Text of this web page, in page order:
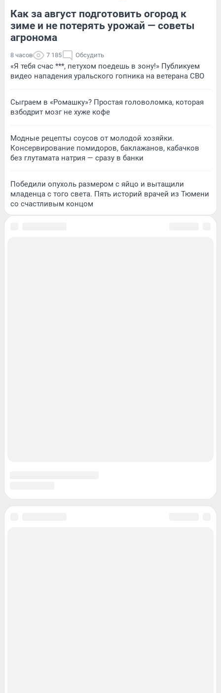
Как за август подготовить огород к
зиме и не потерять урожай — советы
агронома
8 часов 7 185 Обсудить
«Я тебя счас ***, петухом поедешь в зону!» Публикуем
видео нападения уральского гопника на ветерана СВО
Сыграем в «Ромашку»? Простая головоломка, которая
взбодрит мозг не хуже кофе
Модные рецепты соусов от молодой хозяйки.
Консервирование помидоров, баклажанов, кабачков
без глутамата натрия — сразу в банки
Победили опухоль размером с яйцо и вытащили
младенца с того света. Пять историй врачей из Тюмени
со счастливым концом